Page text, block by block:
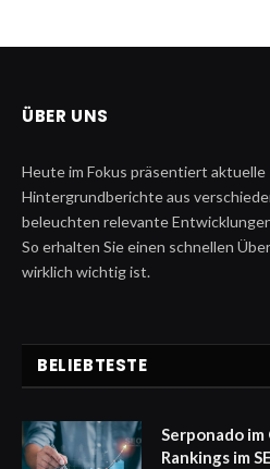
ÜBER UNS
Heute im Fokus präsentiert aktuelle
Hintergrundberichte aus
beleuchten relevante
So erhalten Sie einen schnellen
wirklich wichtig ist.
BELIEBTESTE
Serponado
Rankings im